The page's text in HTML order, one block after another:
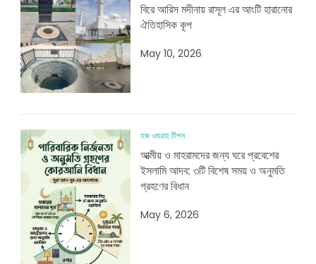
বিরে আরিস মদীনায় রাসূল এর আংটি হারানোর
ঐতিহাসিক কূপ
May 10, 2026
হজ ওমরাহ টিপস
আত্মীয় ও মাহরামদের জন্য ঘরে প্রবেশের
ইসলামি আদব: ৩টি বিশেষ সময় ও অনুমতি
গ্রহণের বিধান
May 6, 2026